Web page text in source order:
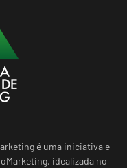
é uma iniciativa e
idealizada no